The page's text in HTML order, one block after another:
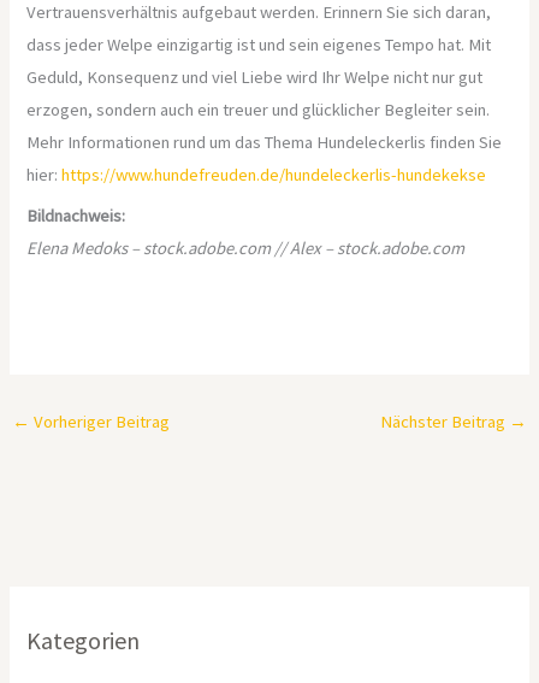
Vertrauensverhältnis aufgebaut werden. Erinnern Sie sich daran,
dass jeder Welpe einzigartig ist und sein eigenes Tempo hat. Mit
Geduld, Konsequenz und viel Liebe wird Ihr Welpe nicht nur gut
erzogen, sondern auch ein treuer und glücklicher Begleiter sein.
Mehr Informationen rund um das Thema Hundeleckerlis finden Sie
hier:https://www.hundefreuden.de/hundeleckerlis-hundekekse
Bildnachweis:
Elena Medoks – stock.adobe.com // Alex – stock.adobe.com
← Vorheriger Beitrag Nächster Beitrag →
Kategorien